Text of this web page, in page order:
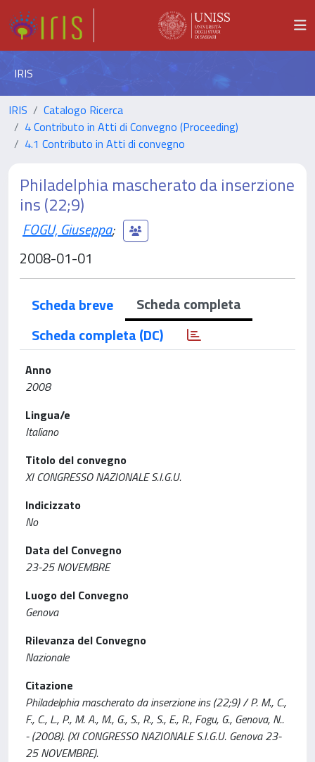
IRIS
IRIS
Catalogo Ricerca
4 Contributo in Atti di Convegno (Proceeding)
4.1 Contributo in Atti di convegno
Philadelphia mascherato da inserzione
ins (22;9)
FOGU, Giuseppa;
2008-01-01
Scheda breve
Scheda completa
Scheda completa (DC)
Anno
2008
Lingua/e
Italiano
Titolo del convegno
XI CONGRESSO NAZIONALE S.I.G.U.
Indicizzato
No
Data del Convegno
23-25 NOVEMBRE
Luogo del Convegno
Genova
Rilevanza del Convegno
Nazionale
Citazione
Philadelphia mascherato da inserzione ins (22;9) / P. M., C.,
F., C., L., P., M. A., M., G., S., R., S., E., R., Fogu, G., Genova, N..
- (2008). (XI CONGRESSO NAZIONALE S.I.G.U. Genova 23-
25 NOVEMBRE).